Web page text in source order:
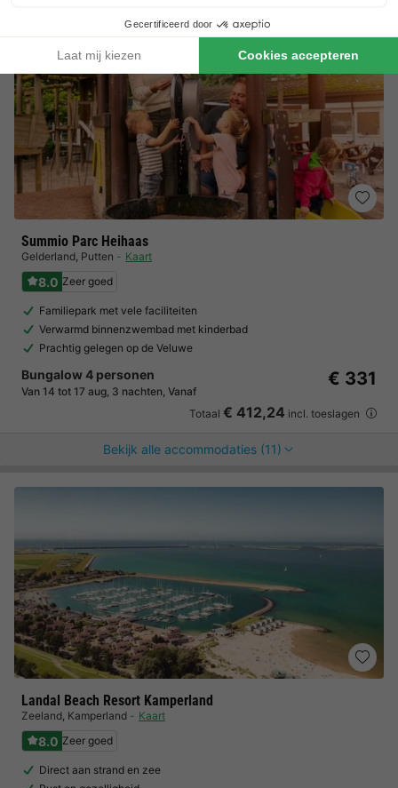
Summio Parc Heihaas
Gelderland, Putten Kaart
8.0 Zeer goed
Familiepark met vele faciliteiten
Verwarmd binnenzwembad met kinderbad
Prachtig gelegen op de Veluwe
Bungalow 4 personen
Van 14 tot 17 aug, 3 nachten, Vanaf
€ 331
Totaal € 412,24 incl. toeslagen
Bekijk alle accommodaties (11)
Landal Beach Resort Kamperland
Zeeland, Kamperland Kaart
8.0 Zeer goed
Direct aan strand en zee